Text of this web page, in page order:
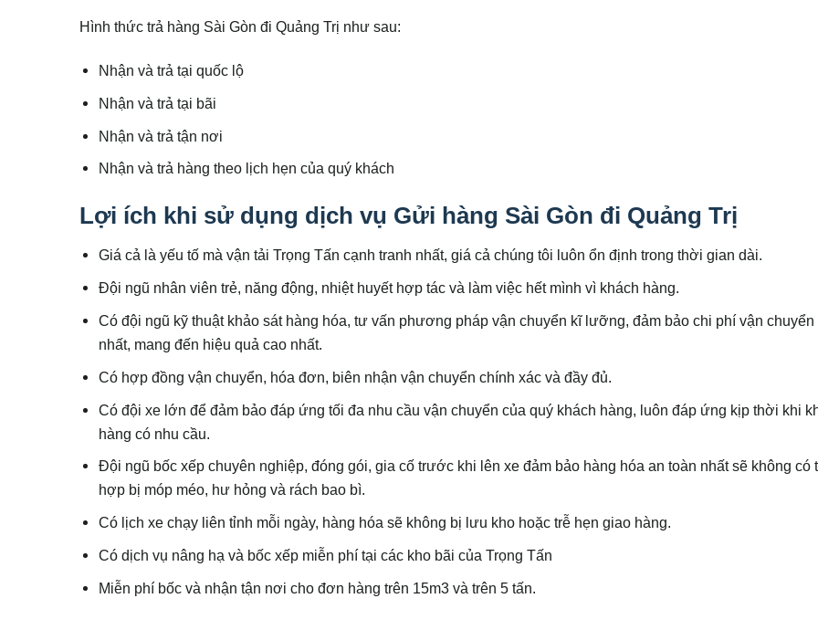
Hình thức trả hàng Sài Gòn đi Quảng Trị như sau:
Nhận và trả tại quốc lộ
Nhận và trả tại bãi
Nhận và trả tận nơi
Nhận và trả hàng theo lịch hẹn của quý khách
Lợi ích khi sử dụng dịch vụ Gửi hàng Sài Gòn đi Quảng Trị
Giá cả là yếu tố mà vận tải Trọng Tấn cạnh tranh nhất, giá cả chúng tôi luôn ổn định trong thời gian dài.
Đội ngũ nhân viên trẻ, năng động, nhiệt huyết hợp tác và làm việc hết mình vì khách hàng.
Có đội ngũ kỹ thuật khảo sát hàng hóa, tư vấn phương pháp vận chuyển kĩ lưỡng, đảm bảo chi phí vận chuyển
nhất, mang đến hiệu quả cao nhất.
Có hợp đồng vận chuyển, hóa đơn, biên nhận vận chuyển chính xác và đầy đủ.
Có đội xe lớn để đảm bảo đáp ứng tối đa nhu cầu vận chuyển của quý khách hàng, luôn đáp ứng kịp thời khi
hàng có nhu cầu.
Đội ngũ bốc xếp chuyên nghiệp, đóng gói, gia cố trước khi lên xe đảm bảo hàng hóa an toàn nhất sẽ không có
hợp bị móp méo, hư hỏng và rách bao bì.
Có lịch xe chạy liên tỉnh mỗi ngày, hàng hóa sẽ không bị lưu kho hoặc trễ hẹn giao hàng.
Có dịch vụ nâng hạ và bốc xếp miễn phí tại các kho bãi của Trọng Tấn
Miễn phí bốc và nhận tận nơi cho đơn hàng trên 15m3 và trên 5 tấn.